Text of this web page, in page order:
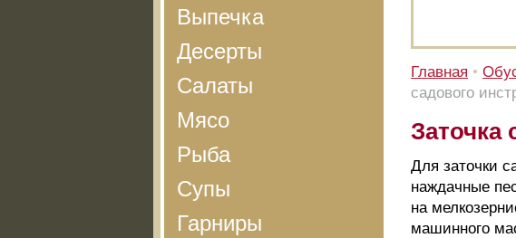
Выпечка
Десерты
Салаты
Мясо
Рыба
Супы
Гарниры
Главная •
садового
Заточка
Для заточки
наждачные
на
машинного